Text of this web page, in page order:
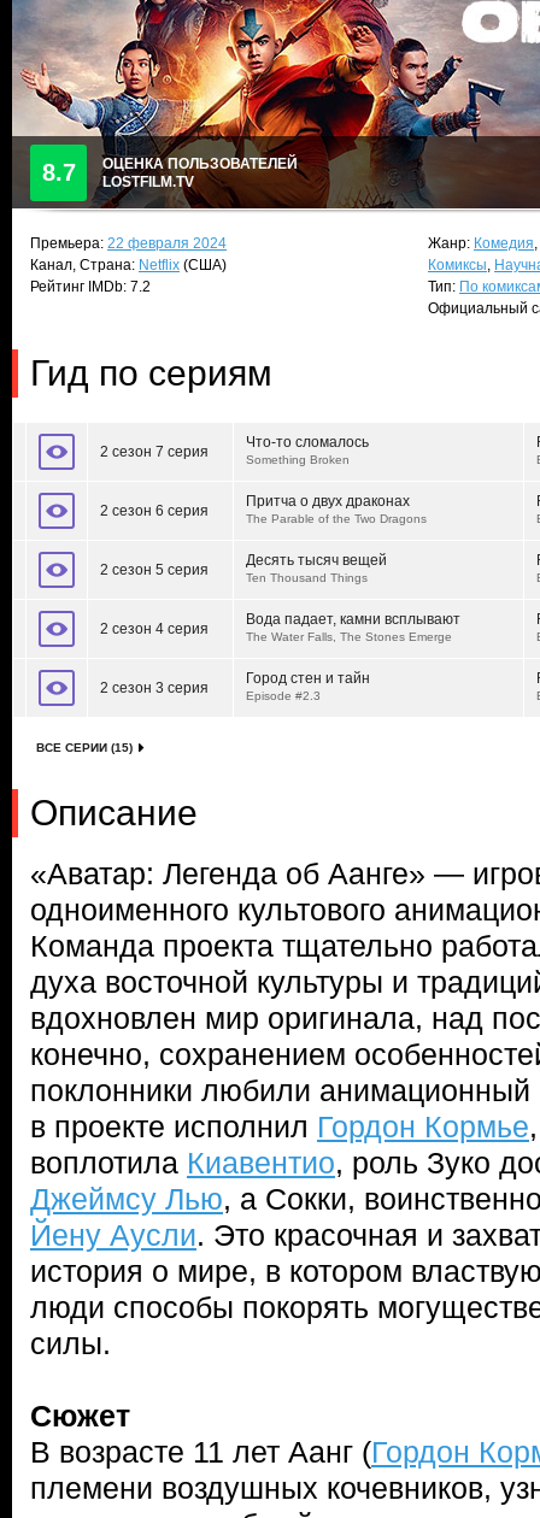
8.7
ОЦЕНКА ПОЛЬЗОВАТЕЛЕЙ
LOSTFILM.TV
Премьера: 22 февраля 2024
Канал, Страна: Netflix (США)
Рейтинг IMDb: 7.2
Жанр: Комедия,
Комиксы,
Тип: По
Официальный
Гид по сериям
2 сезон 7 серия
Что-то сломалось
Something Broken
2 сезон 6 серия
Притча о двух драконах
The Parable of the Two Dragons
2 сезон 5 серия
Десять тысяч вещей
Ten Thousand Things
2 сезон 4 серия
Вода падает, камни всплывают
The Water Falls, The Stones Emerge
2 сезон 3 серия
Город стен и тайн
Episode #2.3
ВСЕ СЕРИИ (15)
Описание
«Аватар: Легенда об Аанге» —
одноименного культового
Команда проекта тщательно
духа восточной культуры и
вдохновлен мир оригинала, над
конечно, сохранением
поклонники любили
в проекте исполнил Гордон Кормье
воплотила Киавентио, роль Зуко
Джеймсу Лью, а Сокки,
Йену Аусли. Это красочная и
история о мире, в котором
люди способы покорять
силы.
Сюжет
В возрасте 11 лет Аанг (Гордон
племени воздушных кочевников,